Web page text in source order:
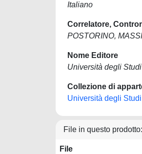
Italiano
Correlatore,
POSTORINO,
Nome Editore
Università degli
Collezione di
Università degli
File in questo prodotto:
File